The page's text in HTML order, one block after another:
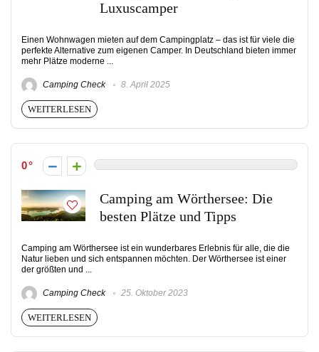
Luxuscamper
Einen Wohnwagen mieten auf dem Campingplatz – das ist für viele die
perfekte Alternative zum eigenen Camper. In Deutschland bieten immer
mehr Plätze moderne ...
Camping Check 8. April 2025
WEITERLESEN
0
Camping am Wörthersee: Die
besten Plätze und Tipps
Camping am Wörthersee ist ein wunderbares Erlebnis für alle, die die
Natur lieben und sich entspannen möchten. Der Wörthersee ist einer
der größten und ...
Camping Check 25. Oktober 2023
WEITERLESEN